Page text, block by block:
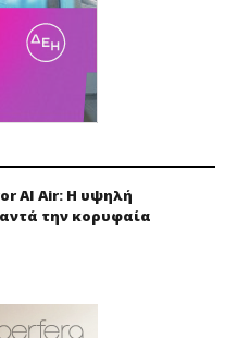
AI Air: Η υψηλή
την κορυφαία